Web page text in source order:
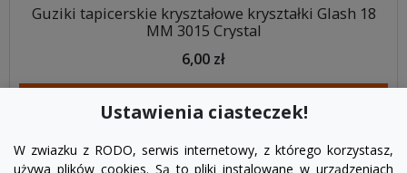
Guziki tapicerskie kryształowe kryształki Glash 18
MM 3015 Crystal
6,00 zł
Ustawienia ciasteczek!
W zwiazku z RODO, serwis internetowy, z którego korzystasz,
używa plików cookies. Są to pliki instalowane w urządzeniach